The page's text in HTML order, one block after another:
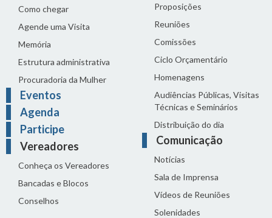
Como chegar
Agende uma Visita
Memória
Estrutura administrativa
Procuradoria da Mulher
Eventos
Agenda
Participe
Vereadores
Conheça os Vereadores
Bancadas e Blocos
Conselhos
Proposições
Reuniões
Comissões
Ciclo Orçamentário
Homenagens
Audiências Públicas, Visitas
Técnicas e Seminários
Distribuição do dia
Comunicação
Notícias
Sala de Imprensa
Vídeos de Reuniões
Solenidades